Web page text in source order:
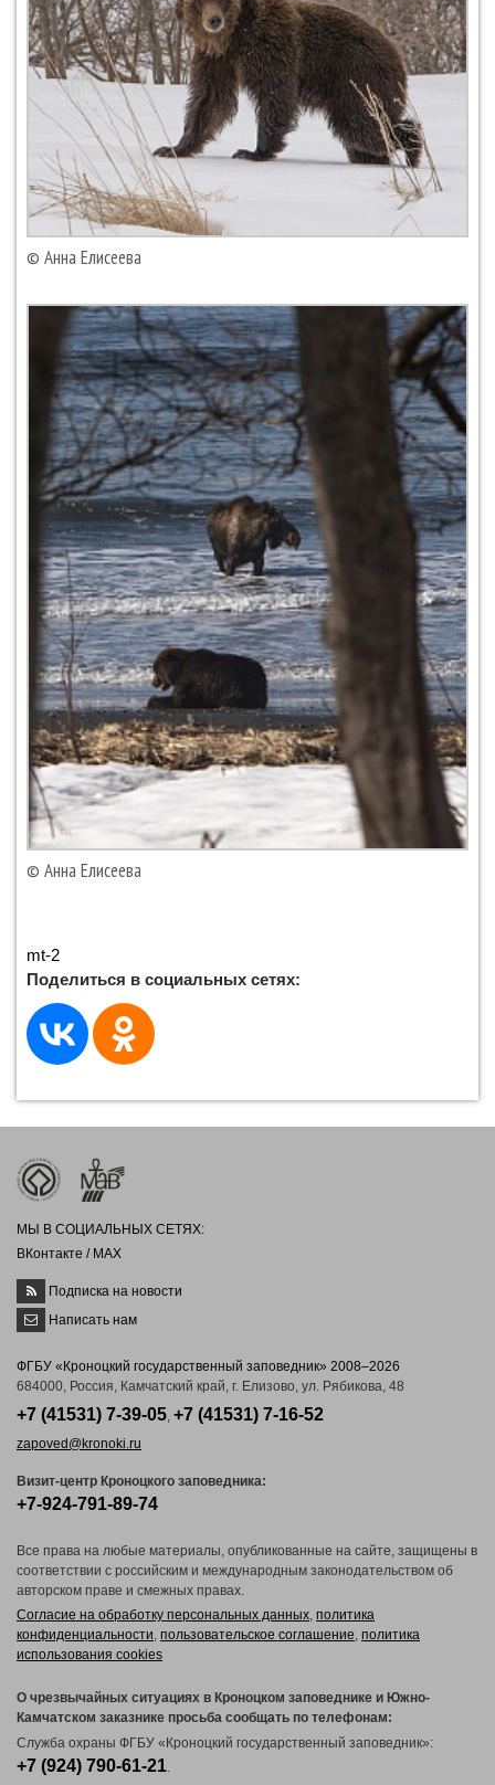
© Анна Елисеева
© Анна Елисеева
mt-2
Поделиться в социальных сетях:
МЫ В СОЦИАЛЬНЫХ СЕТЯХ:
ВКонтакте / MAX
Подписка на новости
Написать нам
ФГБУ «Кроноцкий государственный заповедник» 2008–2026
684000, Россия, Камчатский край, г. Елизово, ул. Рябикова, 48
+7 (41531) 7-39-05, +7 (41531) 7-16-52
zapoved@kronoki.ru
Визит-центр Кроноцкого заповедника:
+7-924-791-89-74
Все права на любые материалы, опубликованные на сайте, защищены в
соответствии с российским и международным законодательством об
авторском праве и смежных правах.
Согласие на обработку персональных данных, политика
конфиденциальности, пользовательское соглашение, политика
использования cookies
О чрезвычайных ситуациях в Кроноцком заповеднике и Южно-
Камчатском заказнике просьба сообщать по телефонам:
Служба охраны ФГБУ «Кроноцкий государственный заповедник»:
+7 (924) 790-61-21.